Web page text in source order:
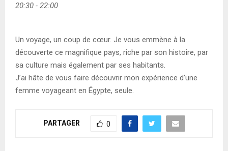
20:30 - 22:00
Un voyage, un coup de cœur. Je vous emmène à la
découverte ce magnifique pays, riche par son histoire, par
sa culture mais également par ses habitants.
J’ai hâte de vous faire découvrir mon expérience d’une
femme voyageant en Égypte, seule.
PARTAGER 0